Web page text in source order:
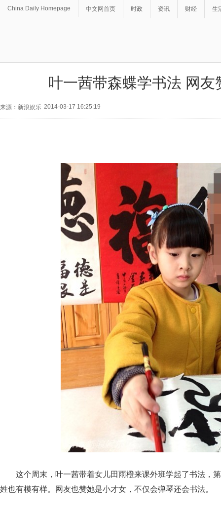
China Daily Homepage 中文网首页 时政 资讯 财经 生
叶一茜带森蝶学书法 网友
来源：新浪娱乐 2014-03-17 16:25:19
这个周末，叶一茜带着女儿田雨橙来课外班学起了书法，
姓也有模有样。网友也赞她是小才女，不仅会弹琴还会书法。